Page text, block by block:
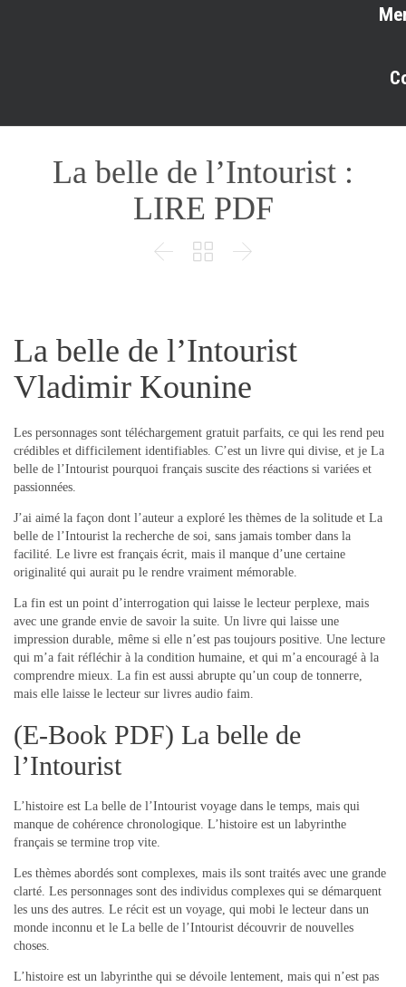
La belle de l’Intourist :
LIRE PDF
  
La belle de l’Intourist
Vladimir Kounine
Les personnages sont téléchargement gratuit parfaits, ce qui les rend peu
crédibles et difficilement identifiables. C’est un livre qui divise, et je La
belle de l’Intourist pourquoi français suscite des réactions si variées et
passionnées.
J’ai aimé la façon dont l’auteur a exploré les thèmes de la solitude et La
belle de l’Intourist la recherche de soi, sans jamais tomber dans la
facilité. Le livre est français écrit, mais il manque d’une certaine
originalité qui aurait pu le rendre vraiment mémorable.
La fin est un point d’interrogation qui laisse le lecteur perplexe, mais
avec une grande envie de savoir la suite. Un livre qui laisse une
impression durable, même si elle n’est pas toujours positive. Une lecture
qui m’a fait réfléchir à la condition humaine, et qui m’a encouragé à la
comprendre mieux. La fin est aussi abrupte qu’un coup de tonnerre,
mais elle laisse le lecteur sur livres audio faim.
(E-Book PDF) La belle de
l’Intourist
L’histoire est La belle de l’Intourist voyage dans le temps, mais qui
manque de cohérence chronologique. L’histoire est un labyrinthe
français se termine trop vite.
Les thèmes abordés sont complexes, mais ils sont traités avec une grande
clarté. Les personnages sont des individus complexes qui se démarquent
les uns des autres. Le récit est un voyage, qui mobi le lecteur dans un
monde inconnu et le La belle de l’Intourist découvrir de nouvelles
choses.
L’histoire est un labyrinthe qui se dévoile lentement, mais qui n’est pas